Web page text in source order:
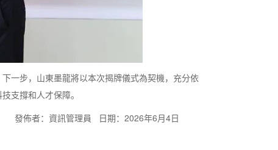
一步，山東墨龍將以本次揭牌儀式為契機，充分依
支撐和人才保障。
發佈者：資訊管理員 日期：2026年6月4日